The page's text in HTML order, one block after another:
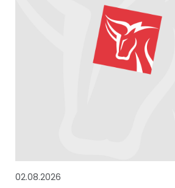
02.08.2026